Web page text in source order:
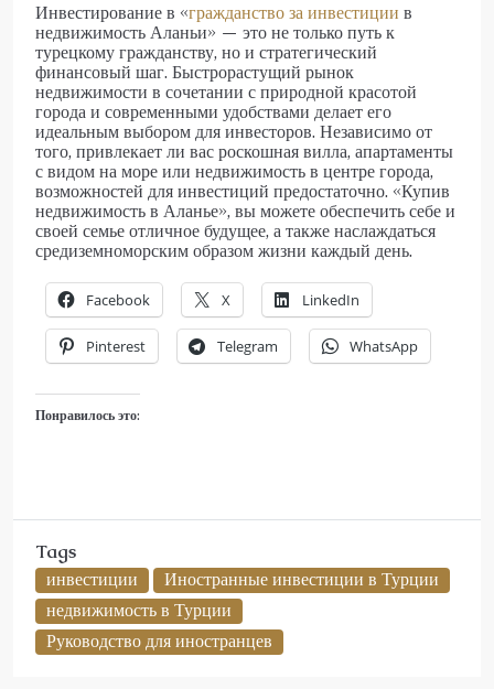
Инвестирование в «гражданство за инвестиции в
недвижимость Аланьи» — это не только путь к
турецкому гражданству, но и стратегический
финансовый шаг. Быстрорастущий рынок
недвижимости в сочетании с природной красотой
города и современными удобствами делает его
идеальным выбором для инвесторов. Независимо от
того, привлекает ли вас роскошная вилла, апартаменты
с видом на море или недвижимость в центре города,
возможностей для инвестиций предостаточно. «Купив
недвижимость в Аланье», вы можете обеспечить себе и
своей семье отличное будущее, а также наслаждаться
средиземноморским образом жизни каждый день.
Facebook X LinkedIn
Pinterest Telegram WhatsApp
Понравилось это:
Tags
инвестиции
Иностранные инвестиции в Турции
недвижимость в Турции
Руководство для иностранцев